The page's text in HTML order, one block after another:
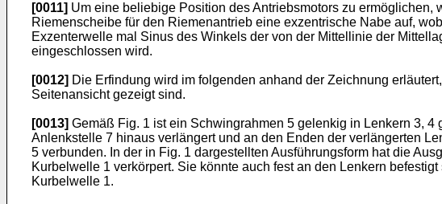
[0011] Um eine beliebige Position des Antriebsmotors zu
Riemenscheibe für den Riemenantrieb eine exzentrische Nabe auf,
Exzenterwelle mal Sinus des Winkels der von der Mittellinie der
eingeschlossen wird.
[0012] Die Erfindung wird im folgenden anhand der Zeichnung
Seitenansicht gezeigt sind.
[0013] Gemäß Fig. 1 ist ein Schwingrahmen 5 gelenkig in Lenkern 3,
Anlenkstelle 7 hinaus verlängert und an den Enden der verlängerten
5 verbunden. In der in Fig. 1 dar­gestellten Ausführungsform hat die
Kurbelwelle 1 verkörpert. Sie könnte auch fest an den Lenkern
Kurbel­welle 1.